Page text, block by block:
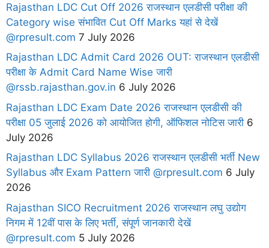
Rajasthan LDC Cut Off 2026 राजस्थान एलडीसी परीक्षा की
Category wise संभावित Cut Off Marks यहां से देखें
@rpresult.com 7 July 2026
Rajasthan LDC Admit Card 2026 OUT: राजस्थान एलडीसी
परीक्षा के Admit Card Name Wise जारी
@rssb.rajasthan.gov.in 6 July 2026
Rajasthan LDC Exam Date 2026 राजस्थान एलडीसी की
परीक्षा 05 जुलाई 2026 को आयोजित होगी, ऑफिशल नोटिस जारी 6
July 2026
Rajasthan LDC Syllabus 2026 राजस्थान एलडीसी भर्ती New
Syllabus और Exam Pattern जारी @rpresult.com 6 July
2026
Rajasthan SICO Recruitment 2026 राजस्थान लघु उद्योग
निगम में 12वीं पास के लिए भर्ती, संपूर्ण जानकारी देखें
@rpresult.com 5 July 2026